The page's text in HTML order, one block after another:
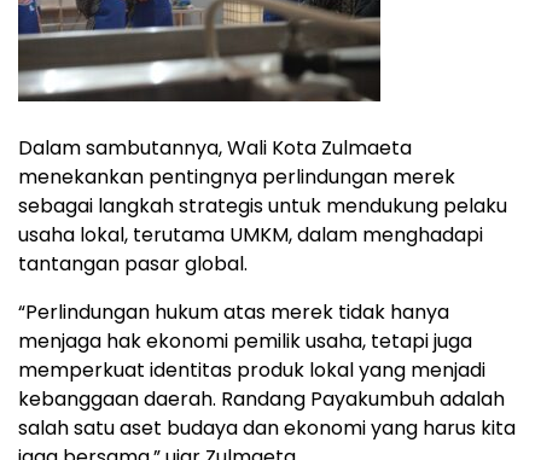
Dalam sambutannya, Wali Kota Zulmaeta
menekankan pentingnya perlindungan merek
sebagai langkah strategis untuk mendukung pelaku
usaha lokal, terutama UMKM, dalam menghadapi
tantangan pasar global.
“Perlindungan hukum atas merek tidak hanya
menjaga hak ekonomi pemilik usaha, tetapi juga
memperkuat identitas produk lokal yang menjadi
kebanggaan daerah. Randang Payakumbuh adalah
salah satu aset budaya dan ekonomi yang harus kita